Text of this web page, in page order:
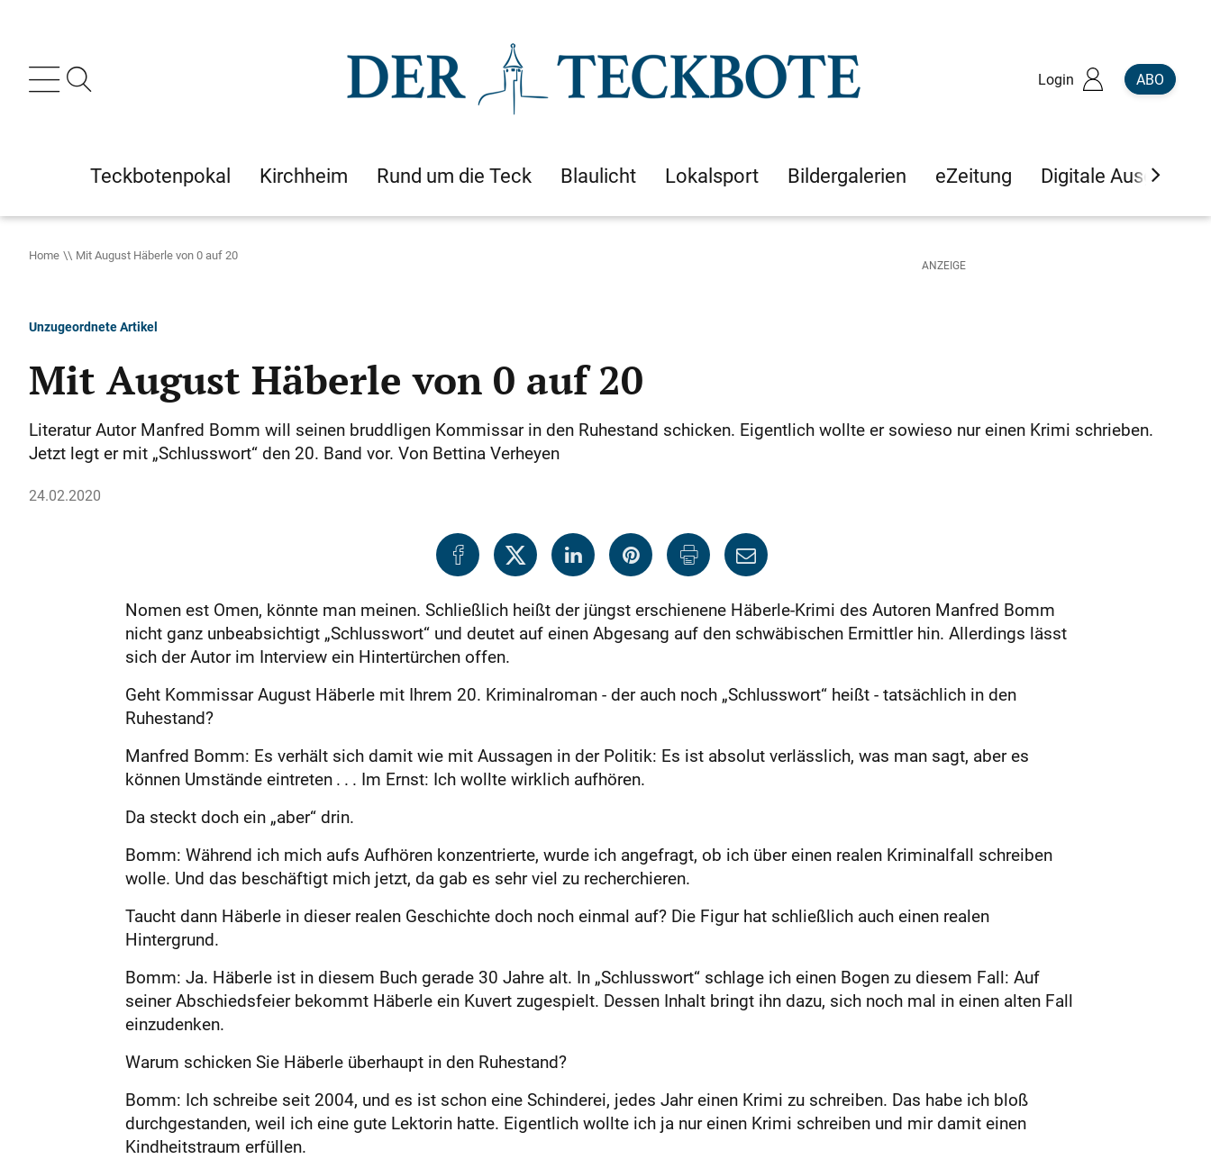
Login ABO
Teckbotenpokal Kirchheim Rund um die Teck Blaulicht Lokalsport Bildergalerien eZeitung Digitale Ausgaben
Home Mit August Häberle von 0 auf 20
Unzugeordnete Artikel
Mit August Häberle von 0 auf 20
Literatur Autor Manfred Bomm will seinen bruddligen Kommissar in den Ruhestand schicken. Eigentlich wollte er sowieso nur einen Krimi schrieben.
Jetzt legt er mit „Schlusswort“ den 20. Band vor. Von Bettina Verheyen
24.02.2020
Nomen est Omen, könnte man meinen. Schließlich heißt der jüngst erschienene Häberle-Krimi des Autoren Manfred Bomm
nicht ganz unbeabsichtigt „Schlusswort“ und deutet auf einen Abgesang auf den schwäbischen Ermittler hin. Allerdings lässt
sich der Autor im Interview ein Hintertürchen offen.
Geht Kommissar August Häberle mit Ihrem 20. Kriminalroman - der auch noch „Schlusswort“ heißt - tatsächlich in den
Ruhestand?
Manfred Bomm: Es verhält sich damit wie mit Aussagen in der Politik: Es ist absolut verlässlich, was man sagt, aber es
können Umstände eintreten . . . Im Ernst: Ich wollte wirklich aufhören.
Da steckt doch ein „aber“ drin.
Bomm: Während ich mich aufs Aufhören konzentrierte, wurde ich angefragt, ob ich über einen realen Kriminalfall schreiben
wolle. Und das beschäftigt mich jetzt, da gab es sehr viel zu recherchieren.
Taucht dann Häberle in dieser realen Geschichte doch noch einmal auf? Die Figur hat schließlich auch einen realen
Hintergrund.
Bomm: Ja. Häberle ist in diesem Buch gerade 30 Jahre alt. In „Schlusswort“ schlage ich einen Bogen zu diesem Fall: Auf
seiner Abschiedsfeier bekommt Häberle ein Kuvert zugespielt. Dessen Inhalt bringt ihn dazu, sich noch mal in einen alten Fall
einzudenken.
Warum schicken Sie Häberle überhaupt in den Ruhestand?
Bomm: Ich schreibe seit 2004, und es ist schon eine Schinderei, jedes Jahr einen Krimi zu schreiben. Das habe ich bloß
durchgestanden, weil ich eine gute Lektorin hatte. Eigentlich wollte ich ja nur einen Krimi schreiben und mir damit einen
Kindheitstraum erfüllen.